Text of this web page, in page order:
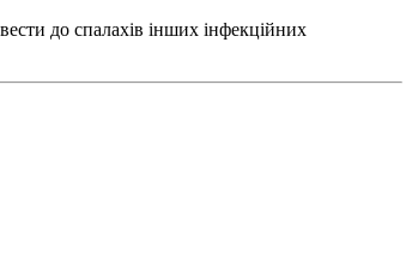
до спалахів інших інфекційних